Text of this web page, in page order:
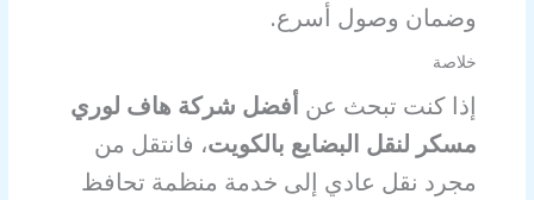
وضمان وصول أسرع.
خلاصة
إذا كنت تبحث عن أفضل شركة هاف لوري
مسكر لنقل البضايع بالكويت، فانتقل من
مجرد نقل عادي إلى خدمة منظمة تحافظ